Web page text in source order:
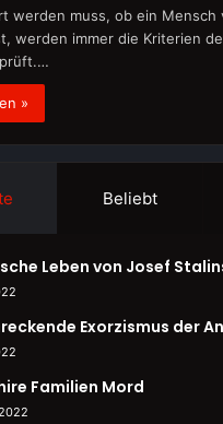
werden muss, ob ein Mensch
werden immer die Kriterien
»
Beliebt
Leben von Josef
Exorzismus der
Familien Mord